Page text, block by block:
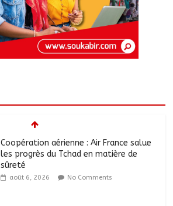
Coopération aérienne : Air France salue
les progrès du Tchad en matière de
sûreté
août 6, 2026 No Comments